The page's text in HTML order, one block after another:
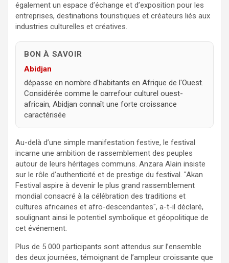
également un espace d’échange et d’exposition pour les
entreprises, destinations touristiques et créateurs liés aux
industries culturelles et créatives.
BON À SAVOIR
Abidjan
dépasse en nombre d'habitants en Afrique de l'Ouest.
Considérée comme le carrefour culturel ouest-
africain, Abidjan connaît une forte croissance
caractérisée
Au-delà d’une simple manifestation festive, le festival
incarne une ambition de rassemblement des peuples
autour de leurs héritages communs. Anzara Alain insiste
sur le rôle d’authenticité et de prestige du festival. Akan
Festival aspire à devenir le plus grand rassemblement
mondial consacré à la célébration des traditions et
cultures africaines et afro-descendantes , a-t-il déclaré,
soulignant ainsi le potentiel symbolique et géopolitique de
cet événement.
Plus de 5 000 participants sont attendus sur l’ensemble
des deux journées, témoignant de l’ampleur croissante que